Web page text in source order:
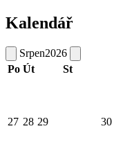
Kalendář
Srpen2026
Po Út St
27 28 29 30